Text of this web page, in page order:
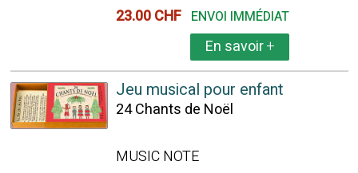
23.00 CHF ENVOI IMMÉDIAT
En savoir+
Jeu musical pour enfant
24 Chants de Noël
MUSIC NOTE